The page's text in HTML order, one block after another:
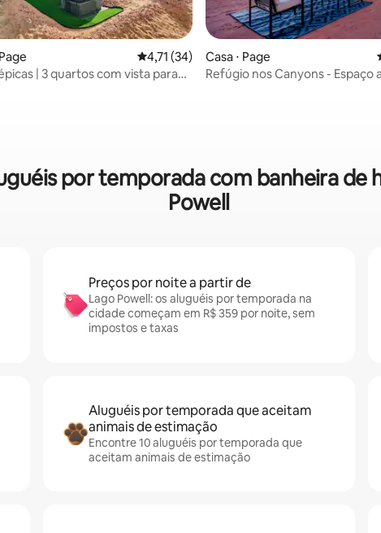
média de 5, 46 avaliações
4,71 de uma avaliação média de 5, 34
4,71 (34)
| 3 quartos com vista para
Casa ⋅ Page
Refúgio nos Canyons - Espaço
por temporada com banheira
Powell
Preços por noite a partir de
Lago Powell: os aluguéis por temporada na
cidade começam em R$ 359 por noite, sem
impostos e taxas
Aluguéis por temporada que aceitam
animais de estimação
Encontre 10 aluguéis por temporada que
aceitam animais de estimação